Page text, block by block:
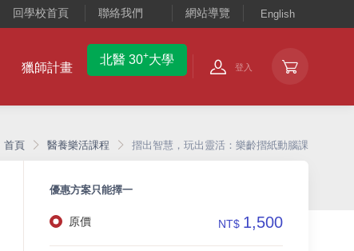
回學校首頁 聯絡我們 網站導覽 English
獵師計畫
北醫 30+大學
登入
首頁 醫養樂活課程 摺出智慧，玩出靈活：樂齡摺紙動腦課
優惠方案只能擇一
原價 NT$ 1,500